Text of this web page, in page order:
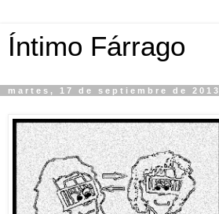
Íntimo Fárrago
martes, 17 de septiembre de 2013